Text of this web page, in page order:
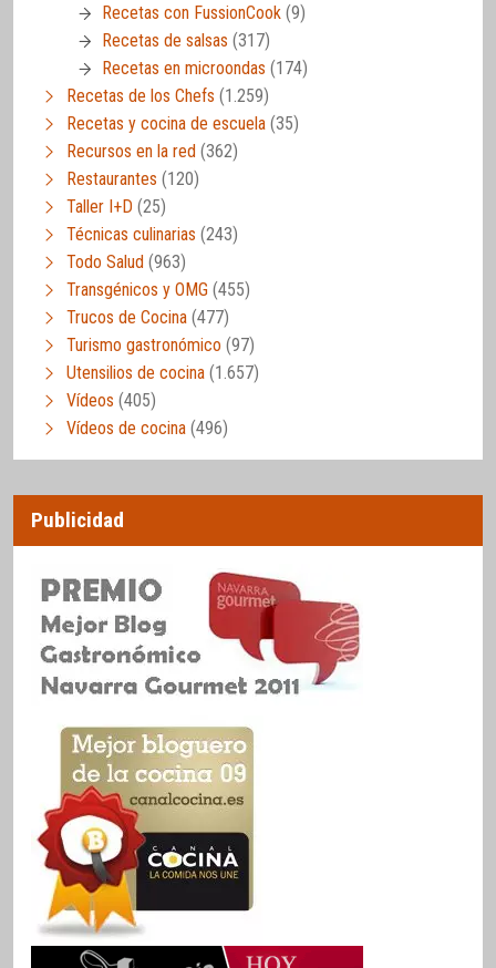
Recetas con FussionCook (9)
Recetas de salsas (317)
Recetas en microondas (174)
Recetas de los Chefs (1.259)
Recetas y cocina de escuela (35)
Recursos en la red (362)
Restaurantes (120)
Taller I+D (25)
Técnicas culinarias (243)
Todo Salud (963)
Transgénicos y OMG (455)
Trucos de Cocina (477)
Turismo gastronómico (97)
Utensilios de cocina (1.657)
Vídeos (405)
Vídeos de cocina (496)
Publicidad